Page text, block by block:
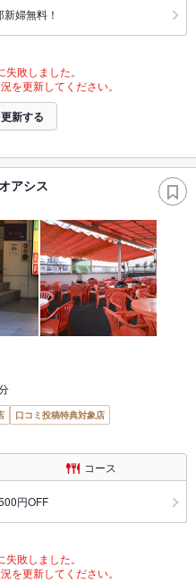
婦無料！
敗しました。
を更新してください。
新する
アシス
口コミ投稿特典対象店
コース
円OFF
敗しました。
を更新してください。